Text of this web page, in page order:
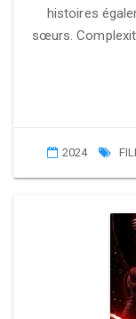
histoires
sœurs.
2024